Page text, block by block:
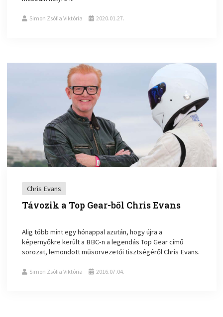
Simon Zsófia Viktória 2020.01.27.
Chris Evans
Távozik a Top Gear-ből Chris Evans
Alig több mint egy hónappal azután, hogy újra a
képernyőkre került a BBC-n a legendás Top Gear című
sorozat, lemondott műsorvezetői tisztségéről Chris Evans.
Simon Zsófia Viktória 2016.07.04.